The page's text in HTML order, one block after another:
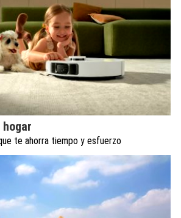
te ahorra tiempo y esfuerzo